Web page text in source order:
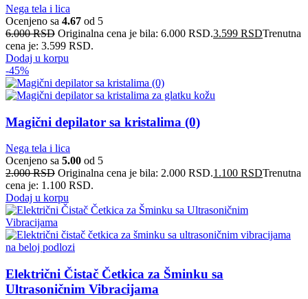
Nega tela i lica
Ocenjeno sa 4.67 od 5
6.000RSD Originalna cena je bila: 6.000 RSD.3.599 RSDTrenutna
cena je: 3.599 RSD.
Dodaj u korpu
-45%
Magični depilator sa kristalima (0)
Nega tela i lica
Ocenjeno sa 5.00 od 5
2.000RSD Originalna cena je bila: 2.000 RSD.1.100 RSDTrenutna
cena je: 1.100 RSD.
Dodaj u korpu
Električni Čistač Četkica za Šminku sa
Ultrasoničnim Vibracijama